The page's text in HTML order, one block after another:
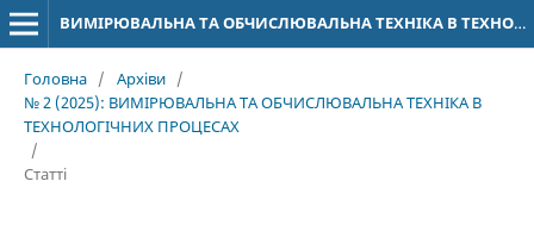
ВИМІРЮВАЛЬНА ТА ОБЧИСЛЮВАЛЬНА ТЕХНІКА В ТЕХНОЛОГІЧНИХ ПРОЦЕСАХ
Головна / Архіви /
№ 2 (2025): ВИМІРЮВАЛЬНА ТА ОБЧИСЛЮВАЛЬНА ТЕХНІКА В
ТЕХНОЛОГІЧНИХ ПРОЦЕСАХ
/
Статті